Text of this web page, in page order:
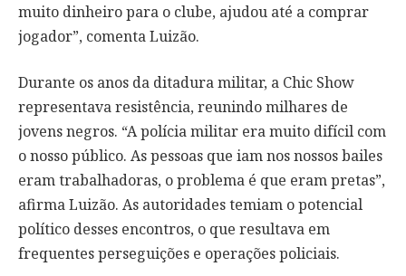
muito dinheiro para o clube, ajudou até a comprar
jogador”, comenta Luizão.
Durante os anos da ditadura militar, a Chic Show
representava resistência, reunindo milhares de
jovens negros. “A polícia militar era muito difícil com
o nosso público. As pessoas que iam nos nossos bailes
eram trabalhadoras, o problema é que eram pretas”,
afirma Luizão. As autoridades temiam o potencial
político desses encontros, o que resultava em
frequentes perseguições e operações policiais.